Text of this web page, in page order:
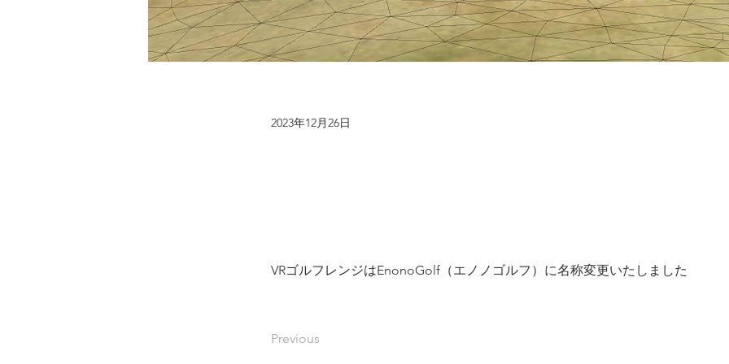
2023年12月26日
VRゴルフレンジはEnonoGolf（エノノゴルフ）に名称変更いたしました
Previous